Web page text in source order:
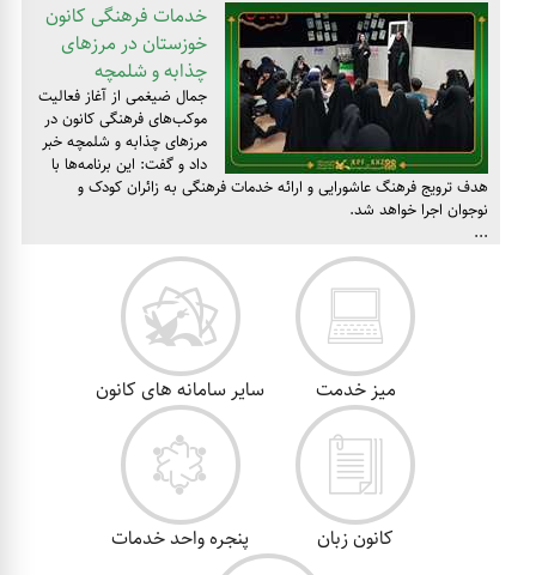
خدمات فرهنگی کانون
خوزستان در مرزهای
چذابه و شلمچه
جمال ضیغمی از آغاز فعالیت
موکب‌های فرهنگی کانون در
مرزهای چذابه و شلمچه خبر
داد و گفت: این برنامه‌ها با
هدف ترویج فرهنگ عاشورایی و ارائه خدمات فرهنگی به زائران کودک و
نوجوان اجرا خواهد شد.
...
میز خدمت سایر سامانه های کانون
کانون زبان پنجره واحد خدمات